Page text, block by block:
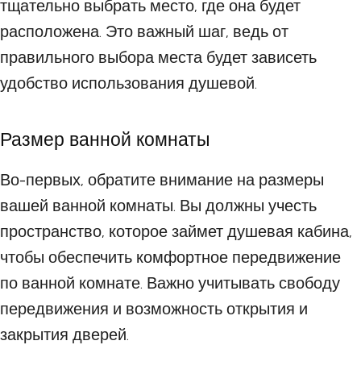
тщательно выбрать место, где она будет
расположена. Это важный шаг, ведь от
правильного выбора места будет зависеть
удобство использования душевой.
Размер ванной комнаты
Во-первых, обратите внимание на размеры
вашей ванной комнаты. Вы должны учесть
пространство, которое займет душевая кабина,
чтобы обеспечить комфортное передвижение
по ванной комнате. Важно учитывать свободу
передвижения и возможность открытия и
закрытия дверей.